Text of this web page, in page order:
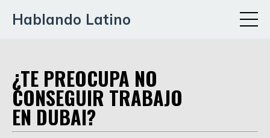
Hablando Latino
¿TE PREOCUPA NO
CONSEGUIR TRABAJO
EN DUBAI?